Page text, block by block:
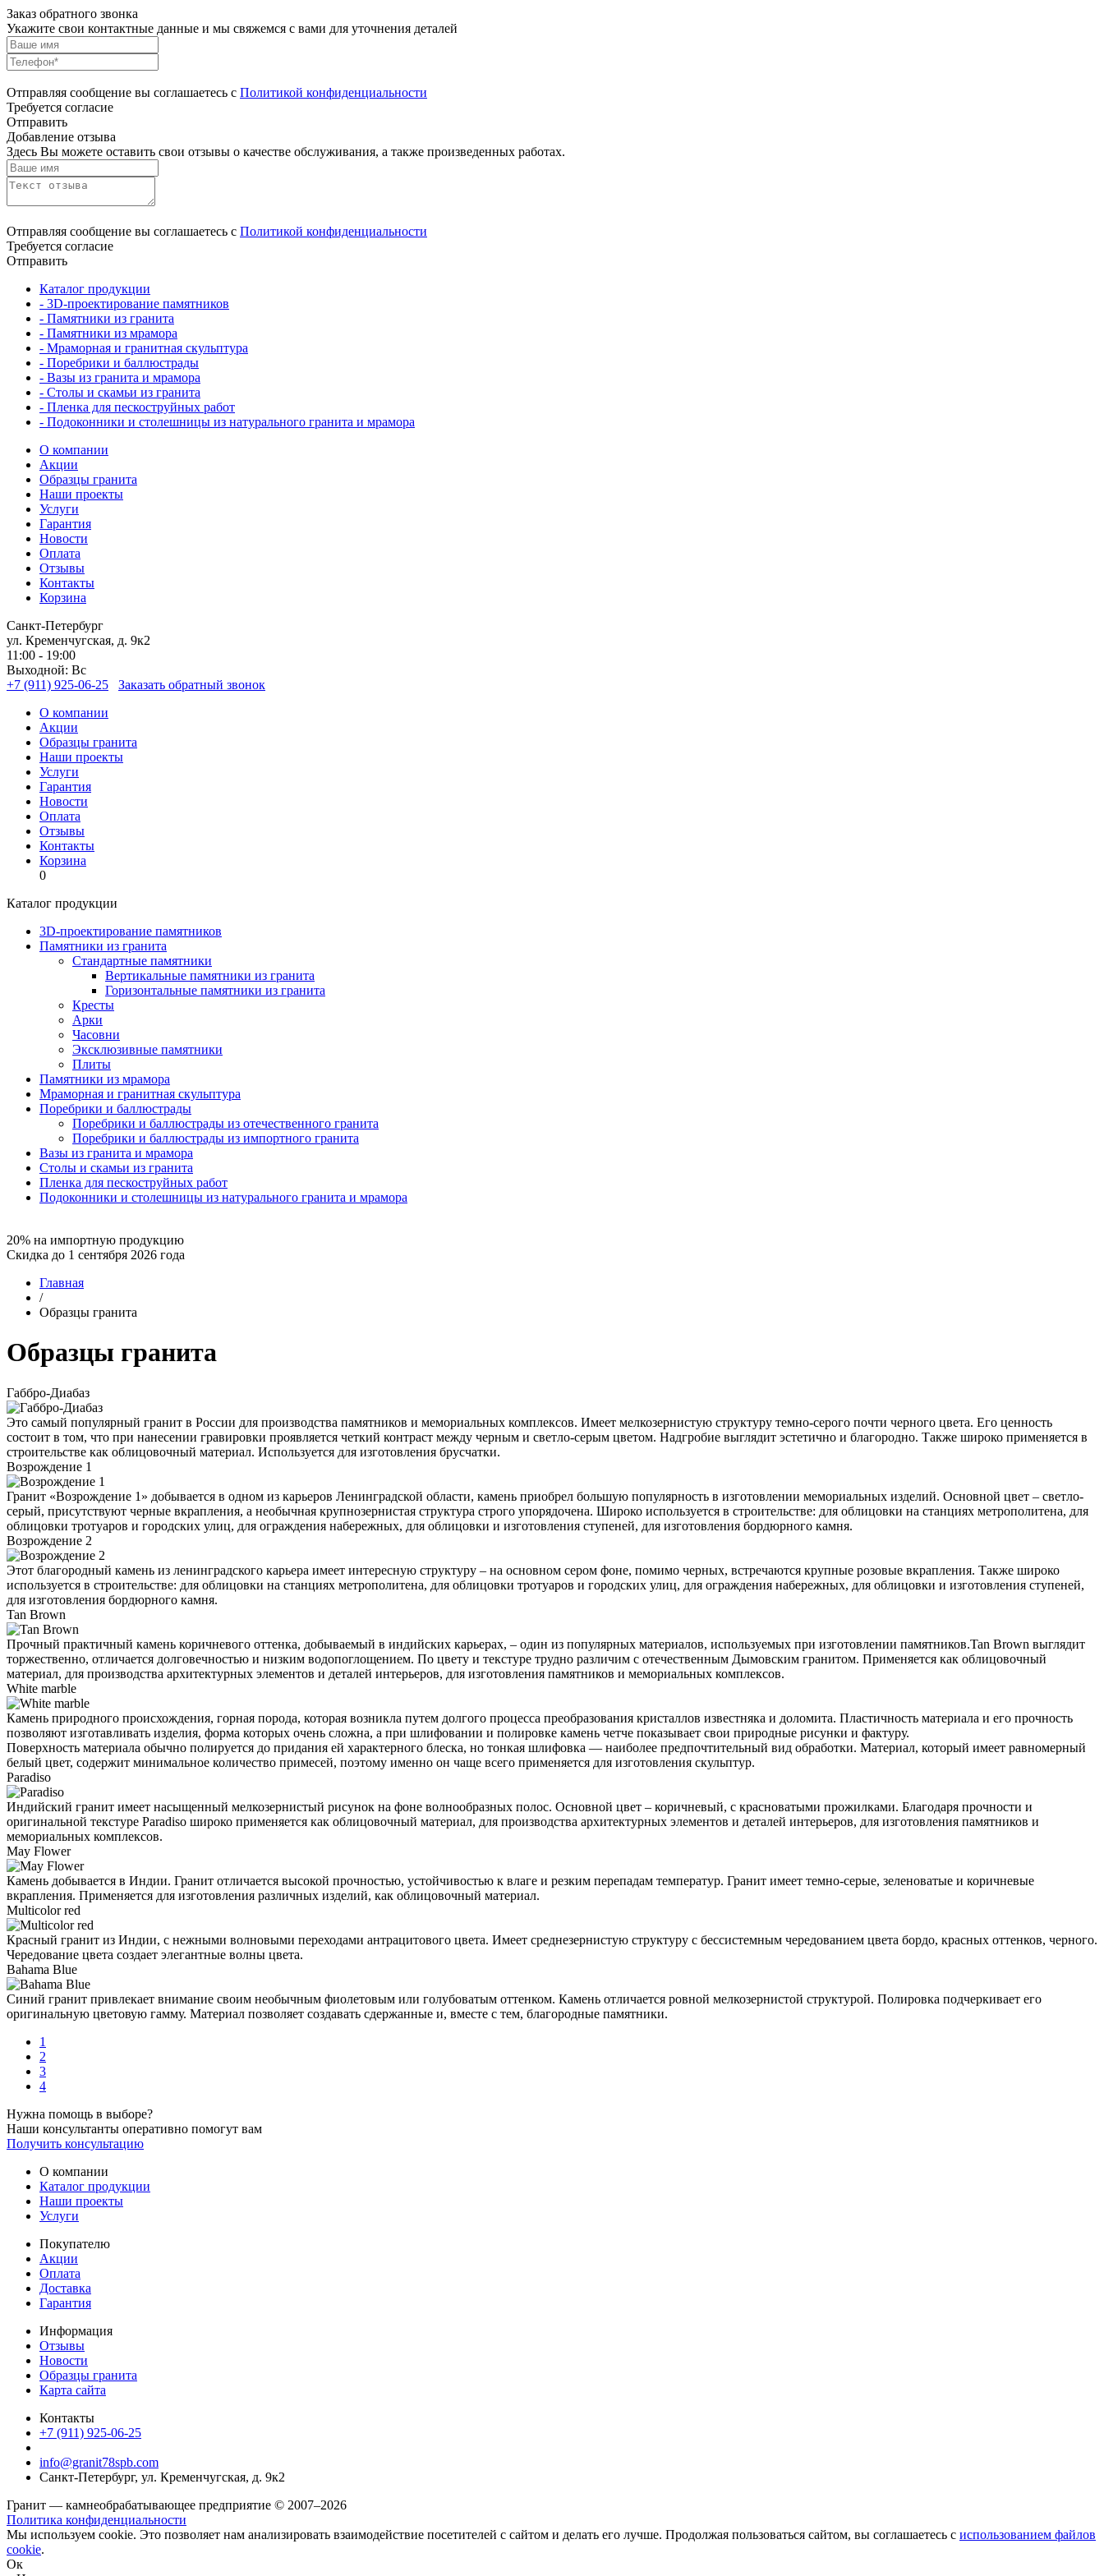
Заказ обратного звонка
Укажите свои контактные данные и мы свяжемся с вами для уточнения деталей
Отправляя сообщение вы соглашаетесь с Политикой конфиденциальности
Требуется согласие
Отправить
Добавление отзыва
Здесь Вы можете оставить свои отзывы о качестве обслуживания, а также произведенных работах.
Отправляя сообщение вы соглашаетесь с Политикой конфиденциальности
Требуется согласие
Отправить
Каталог продукции
- 3D-проектирование памятников
- Памятники из гранита
- Памятники из мрамора
- Мраморная и гранитная скульптура
- Поребрики и баллюстрады
- Вазы из гранита и мрамора
- Столы и скамьи из гранита
- Пленка для пескоструйных работ
- Подоконники и столешницы из натурального гранита и мрамора
О компании
Акции
Образцы гранита
Наши проекты
Услуги
Гарантия
Новости
Оплата
Отзывы
Контакты
Корзина
Санкт-Петербург
ул. Кременчугская, д. 9к2
11:00 - 19:00
Выходной: Вс
+7 (911) 925-06-25
Заказать обратный звонок
О компании
Акции
Образцы гранита
Наши проекты
Услуги
Гарантия
Новости
Оплата
Отзывы
Контакты
Корзина
0
Каталог продукции
3D-проектирование памятников
Памятники из гранита
Стандартные памятники
Вертикальные памятники из гранита
Горизонтальные памятники из гранита
Кресты
Арки
Часовни
Эксклюзивные памятники
Плиты
Памятники из мрамора
Мраморная и гранитная скульптура
Поребрики и баллюстрады
Поребрики и баллюстрады из отечественного гранита
Поребрики и баллюстрады из импортного гранита
Вазы из гранита и мрамора
Столы и скамьи из гранита
Пленка для пескоструйных работ
Подоконники и столешницы из натурального гранита и мрамора
20% на импортную продукцию
Скидка до 1 сентября 2026 года
Главная
/
Образцы гранита
Образцы гранита
Габбро-Диабаз
Это самый популярный гранит в России для производства памятников и мемориальных комплексов. Имеет мелкозернистую структуру темно-серого почти черного цвета. Его ценность
состоит в том, что при нанесении гравировки проявляется четкий контраст между черным и светло-серым цветом. Надгробие выглядит эстетично и благородно. Также широко применяется в
строительстве как облицовочный материал. Используется для изготовления брусчатки.
Возрождение 1
Гранит «Возрождение 1» добывается в одном из карьеров Ленинградской области, камень приобрел большую популярность в изготовлении мемориальных изделий. Основной цвет – светло-
серый, присутствуют черные вкрапления, а необычная крупнозернистая структура строго упорядочена. Широко используется в строительстве: для облицовки на станциях метрополитена, для
облицовки тротуаров и городских улиц, для ограждения набережных, для облицовки и изготовления ступеней, для изготовления бордюрного камня.
Возрождение 2
Этот благородный камень из ленинградского карьера имеет интересную структуру – на основном сером фоне, помимо черных, встречаются крупные розовые вкрапления. Также широко
используется в строительстве: для облицовки на станциях метрополитена, для облицовки тротуаров и городских улиц, для ограждения набережных, для облицовки и изготовления ступеней,
для изготовления бордюрного камня.
Tan Brown
Прочный практичный камень коричневого оттенка, добываемый в индийских карьерах, – один из популярных материалов, используемых при изготовлении памятников.Tan Brown выглядит
торжественно, отличается долговечностью и низким водопоглощением. По цвету и текстуре трудно различим с отечественным Дымовским гранитом. Применяется как облицовочный
материал, для производства архитектурных элементов и деталей интерьеров, для изготовления памятников и мемориальных комплексов.
White marble
Камень природного происхождения, горная порода, которая возникла путем долгого процесса преобразования кристаллов известняка и доломита. Пластичность материала и его прочность
позволяют изготавливать изделия, форма которых очень сложна, а при шлифовании и полировке камень четче показывает свои природные рисунки и фактуру.
Поверхность материала обычно полируется до придания ей характерного блеска, но тонкая шлифовка — наиболее предпочтительный вид обработки. Материал, который имеет равномерный
белый цвет, содержит минимальное количество примесей, поэтому именно он чаще всего применяется для изготовления скульптур.
Paradiso
Индийский гранит имеет насыщенный мелкозернистый рисунок на фоне волнообразных полос. Основной цвет – коричневый, с красноватыми прожилками. Благодаря прочности и
оригинальной текстуре Paradiso широко применяется как облицовочный материал, для производства архитектурных элементов и деталей интерьеров, для изготовления памятников и
мемориальных комплексов.
May Flower
Камень добывается в Индии. Гранит отличается высокой прочностью, устойчивостью к влаге и резким перепадам температур. Гранит имеет темно-серые, зеленоватые и коричневые
вкрапления. Применяется для изготовления различных изделий, как облицовочный материал.
Multicolor red
Красный гранит из Индии, с нежными волновыми переходами антрацитового цвета. Имеет среднезернистую структуру с бессистемным чередованием цвета бордо, красных оттенков, черного.
Чередование цвета создает элегантные волны цвета.
Bahama Blue
Синий гранит привлекает внимание своим необычным фиолетовым или голубоватым оттенком. Камень отличается ровной мелкозернистой структурой. Полировка подчеркивает его
оригинальную цветовую гамму. Материал позволяет создавать сдержанные и, вместе с тем, благородные памятники.
1
2
3
4
Нужна помощь в выборе?
Наши консультанты оперативно помогут вам
Получить консультацию
О компании
Каталог продукции
Наши проекты
Услуги
Покупателю
Акции
Оплата
Доставка
Гарантия
Информация
Отзывы
Новости
Образцы гранита
Карта сайта
Контакты
+7 (911) 925-06-25
info@granit78spb.com
Санкт-Петербург, ул. Кременчугская, д. 9к2
Гранит — камнеобрабатывающее предприятие © 2007–2026
Политика конфиденциальности
Мы используем cookie. Это позволяет нам анализировать взаимодействие посетителей с сайтом и делать его лучше. Продолжая пользоваться сайтом, вы соглашаетесь с использованием файлов
cookie.
Ок